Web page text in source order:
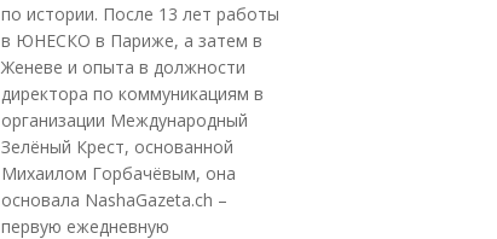
по истории. После 13 лет работы
в ЮНЕСКО в Париже, а затем в
Женеве и опыта в должности
директора по коммуникациям в
организации Международный
Зелёный Крест, основанной
Михаилом Горбачёвым, она
основала NashaGazeta.ch –
первую ежедневную